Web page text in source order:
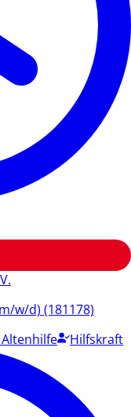
w/d) (181178)
Hilfskraft